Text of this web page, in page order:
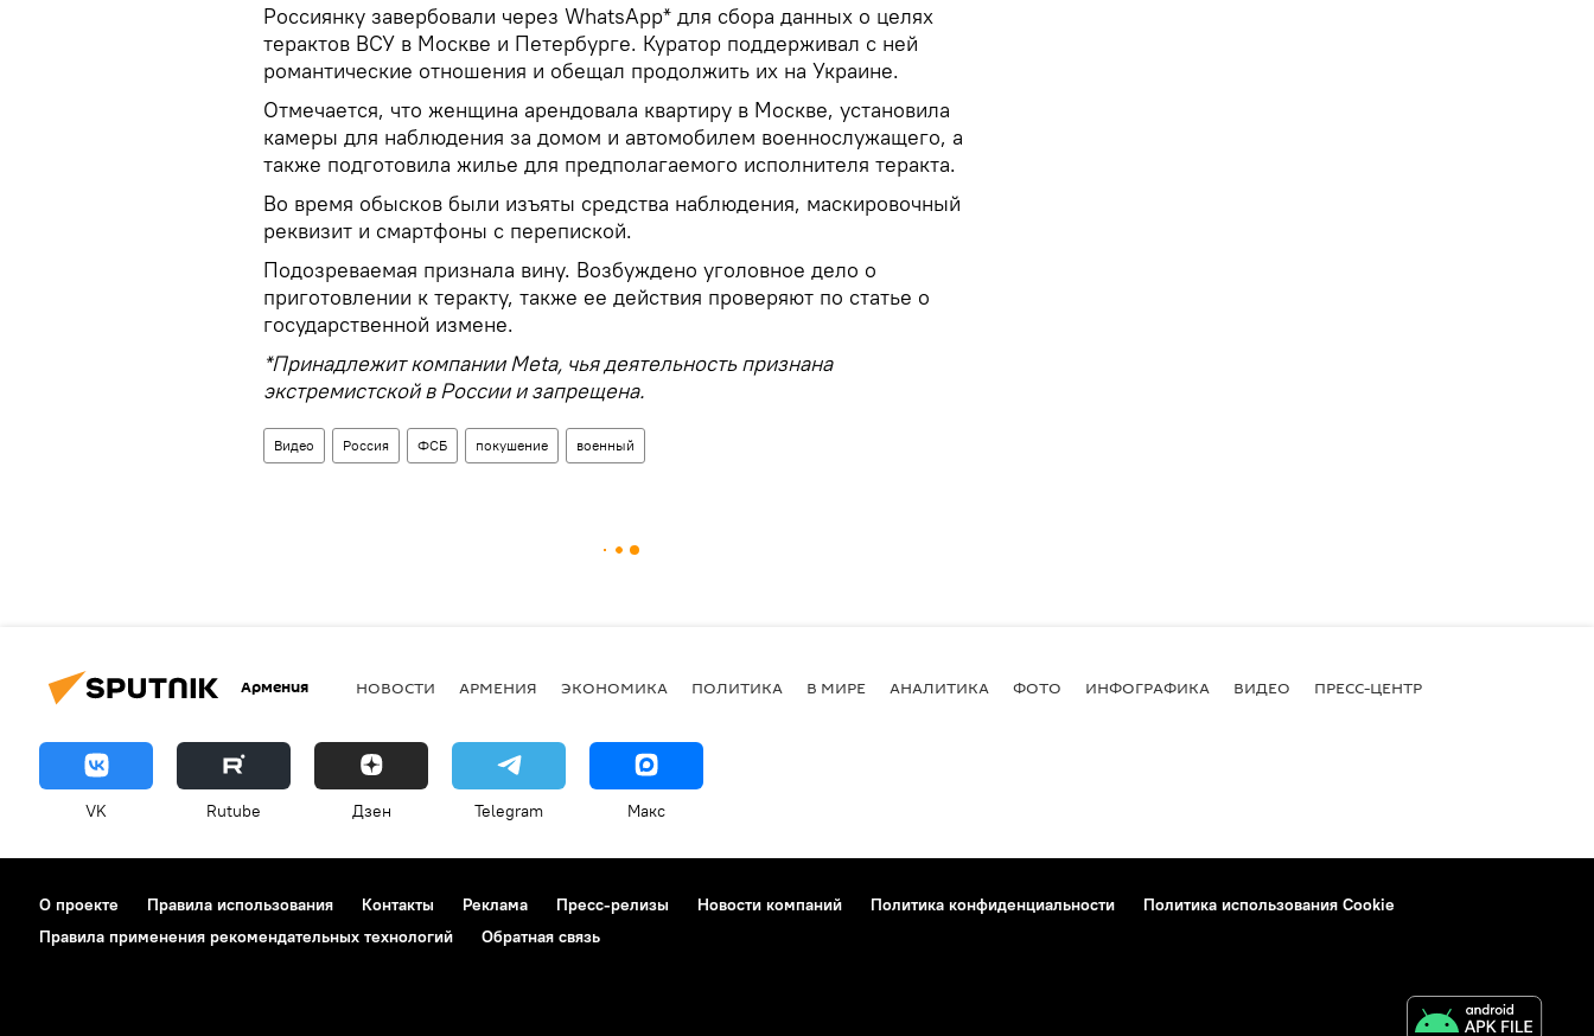
Россиянку завербовали через WhatsApp* для сбора данных о целях
терактов ВСУ в Москве и Петербурге. Куратор поддерживал с ней
романтические отношения и обещал продолжить их на Украине.
Отмечается, что женщина арендовала квартиру в Москве, установила
камеры для наблюдения за домом и автомобилем военнослужащего, а
также подготовила жилье для предполагаемого исполнителя теракта.
Во время обысков были изъяты средства наблюдения, маскировочный
реквизит и смартфоны с перепиской.
Подозреваемая признала вину. Возбуждено уголовное дело о
приготовлении к теракту, также ее действия проверяют по статье о
государственной измене.
*Принадлежит компании Meta, чья деятельность признана
экстремистской в России и запрещена.
Видео Россия ФСБ покушение военный
Армения НОВОСТИ АРМЕНИЯ ЭКОНОМИКА ПОЛИТИКА В МИРЕ АНАЛИТИКА ФОТО ИНФОГРАФИКА ВИДЕО ПРЕСС-ЦЕНТР
VK Rutube Дзен Telegram Макс
О проекте Правила использования Контакты Реклама Пресс-релизы Новости компаний Политика конфиденциальности
Политика использования Cookie
Правила применения рекомендательных технологий
Обратная связь